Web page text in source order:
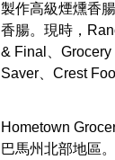
製作高級煙燻香
香腸。現時，
& Final、
Saver、Crest
Hometown
巴馬州北部地區